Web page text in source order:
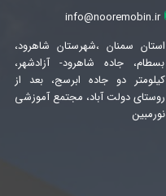
info@nooremobin.ir
استان سمنان ،شهرستان شاهرود،
بسطام، جاده شاهرود- آزادشهر،
کیلومتر دو جاده ابرسج، بعد از
روستای دولت آباد، مجتمع آموزشی
نورمبین